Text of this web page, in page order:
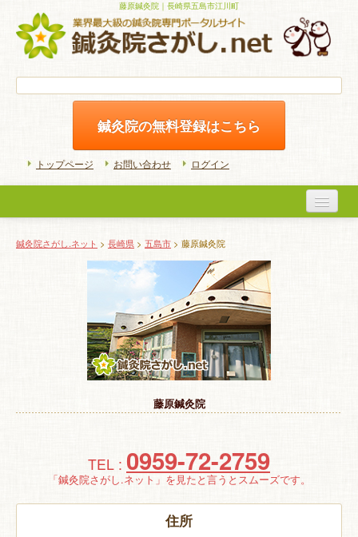
藤原鍼灸院｜長崎県五島市江川町
鍼灸院の無料登録はこちら
トップページ お問い合わせ ログイン
初めての方へ
よくある質問
ホームケア
特 集
お悩み解決！
鍼灸院さがし.ネット > 長崎県 > 五島市 > 藤原鍼灸院
藤原鍼灸院
TEL : 0959-72-2759
「鍼灸院さがし.ネット」を見たと言うとスムーズです。
住所